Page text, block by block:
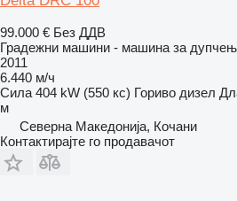
99.000 € Без ДДВ
Градежни машини - машина за
2011
6.440 м/ч
Сила 404 kW (550 кс) Гориво дизел
м
Северна Македонија, Кочани
Контактирајте го продавачот